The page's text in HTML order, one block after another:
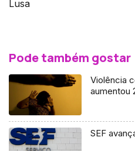
Lusa
Pode também gostar
Violência
aumentou
SEF